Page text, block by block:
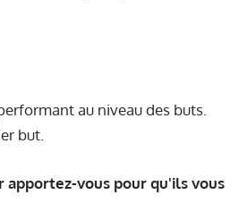
au niveau des buts.
but.
apportez-vous pour qu'ils vous